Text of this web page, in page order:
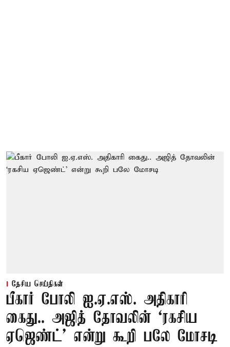
தேசிய செய்திகள்
பீகார் போலி ஐ.ஏ.எஸ். அதிகாரி
கைது.. அஜித் தோவலின் ‘ரகசிய
ஏஜெண்ட்’ என்று கூறி பலே மோசடி